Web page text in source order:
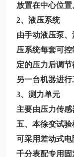
放置在中心位置
2、液压系统
由手动液压泵
压系统每套可
定的压力后调
另一台机器进行
3、测力单元
主要由压力传感
五、本徐变试验
可采用差动式
千分表配专用固